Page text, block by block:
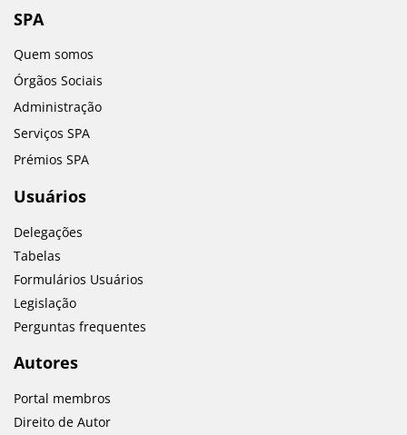
SPA
Quem somos
Órgãos Sociais
Administração
Serviços SPA
Prémios SPA
Usuários
Delegações
Tabelas
Formulários Usuários
Legislação
Perguntas frequentes
Autores
Portal membros
Direito de Autor